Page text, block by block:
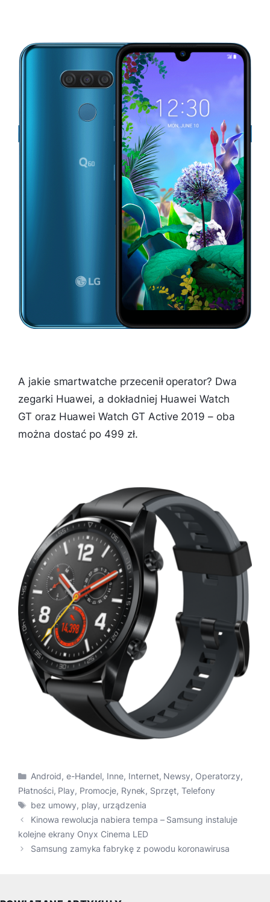
A jakie smartwatche przecenił operator? Dwa
zegarki Huawei, a dokładniej Huawei Watch
GT oraz Huawei Watch GT Active 2019 – oba
można dostać po 499 zł.
Kategorie
Android, e-Handel, Inne, Internet, Newsy, Operatorzy,
Płatności, Play, Promocje, Rynek, Sprzęt, Telefony
Tagi
bez umowy, play, urządzenia
Kinowa rewolucja nabiera tempa – Samsung instaluje
kolejne ekrany Onyx Cinema LED
Samsung zamyka fabrykę z powodu koronawirusa